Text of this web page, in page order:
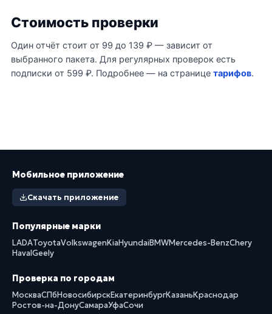
Стоимость проверки
Один отчёт стоит от 99 до 139 ₽ — зависит от
выбранного пакета. Для регулярных проверок есть
подписки от 599 ₽. Подробнее — на странице тарифов.
Мобильное приложение
Скачать приложение
Популярные марки
LADAToyotaVolkswagenKiaHyundaiBMWMercedes-BenzChery
HavalGeely
Проверка по городам
МоскваСПбНовосибирскЕкатеринбургКазаньКраснодар
Ростов-на-ДонуСамараУфаСочи